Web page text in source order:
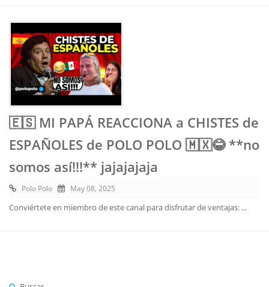
🇪🇸 MI PAPÁ REACCIONA a CHISTES de
ESPAÑOLES de POLO POLO 🇲🇽😂 **no
somos así!!!** jajajajaja
Polo Polo May 08, 2025
Conviértete en miembro de este canal para disfrutar de ventajas: ...